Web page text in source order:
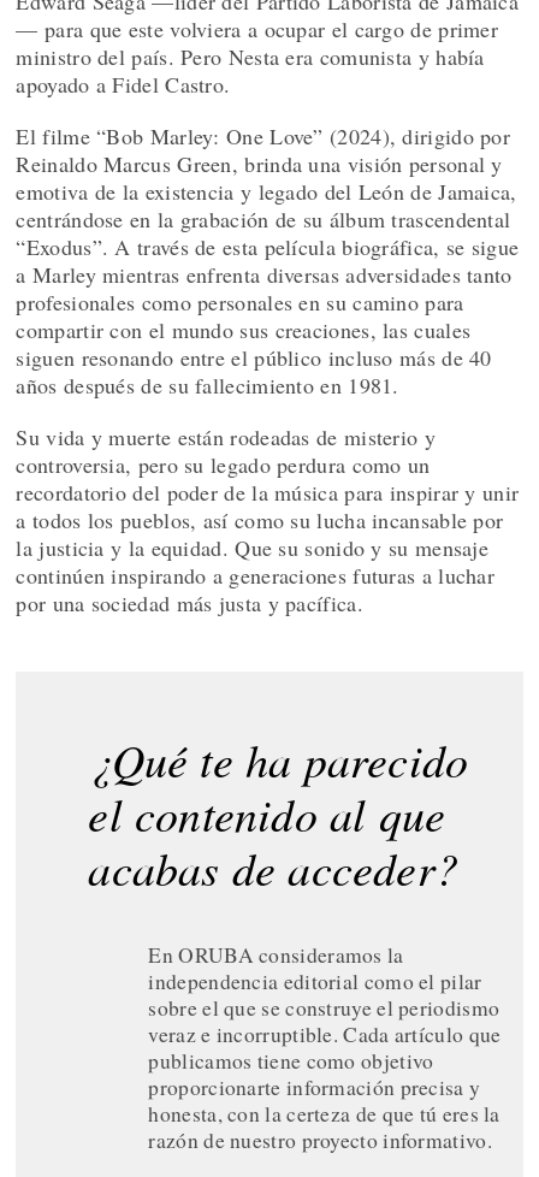
— para que este volviera a ocupar el cargo de primer
ministro del país. Pero Nesta era comunista y había
apoyado a Fidel Castro.
El filme “Bob Marley: One Love” (2024), dirigido por
Reinaldo Marcus Green, brinda una visión personal y
emotiva de la existencia y legado del León de Jamaica,
centrándose en la grabación de su álbum trascendental
“Exodus”. A través de esta película biográfica, se sigue
a Marley mientras enfrenta diversas adversidades tanto
profesionales como personales en su camino para
compartir con el mundo sus creaciones, las cuales
siguen resonando entre el público incluso más de 40
años después de su fallecimiento en 1981.
Su vida y muerte están rodeadas de misterio y
controversia, pero su legado perdura como un
recordatorio del poder de la música para inspirar y unir
a todos los pueblos, así como su lucha incansable por
la justicia y la equidad. Que su sonido y su mensaje
continúen inspirando a generaciones futuras a luchar
por una sociedad más justa y pacífica.
¿Qué te ha parecido
el contenido al que
acabas de acceder?
En ORUBA consideramos la
independencia editorial como el pilar
sobre el que se construye el periodismo
veraz e incorruptible. Cada artículo que
publicamos tiene como objetivo
proporcionarte información precisa y
honesta, con la certeza de que tú eres la
razón de nuestro proyecto informativo.